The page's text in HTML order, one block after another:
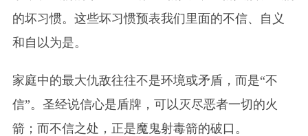
的坏习惯。这些坏习惯预表我们里面的不信、自义
和自以为是。
家庭中的最大仇敌往往不是环境或矛盾，而是“不
信”。圣经说信心是盾牌，可以灭尽恶者一切的火
箭；而不信之处，正是魔鬼射毒箭的破口。